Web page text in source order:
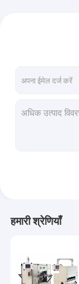
होम
हमारे बारे में
हमारी श्रेणियाँ